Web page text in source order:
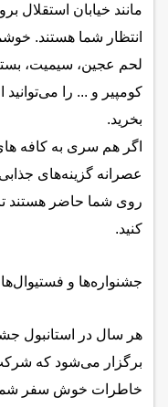
مانند خیابان استقلال
انتظار شما هستند.
لحم عجین، سیمیت،
کومپیر و ... را
بخرید.
اگر هم سری به کافه‌
عصرانه گزینه‌های جذابی
روی شما حاضر هستند
کنید.
جشنواره‌ها و فستیوال‌ها
هر سال در استانبول
برگزار می‌شود که
خاطرات خوش سفر شما